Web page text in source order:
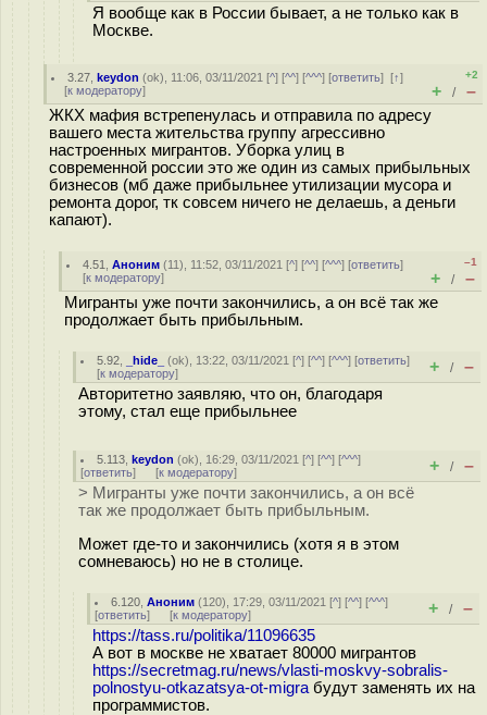
Я вообще как в России бывает, а не только как в
Москве.
3.27 ,keydon (ok), 11:06, 03/11/2021 [^] [^^] [^^^] [ответить][↑]
[к модератору]
+2
+ / –
ЖКХ мафия встрепенулась и отправила по адресу
вашего места жительства группу агрессивно
настроенных мигрантов. Уборка улиц в
современной россии это же один из самых прибыльных
бизнесов (мб даже прибыльнее утилизации мусора и
ремонта дорог, тк совсем ничего не делаешь, а деньги
капают).
4.51 ,Аноним (11), 11:52, 03/11/2021 [^] [^^] [^^^] [ответить]
[к модератору]
–1
+ / –
Мигранты уже почти закончились, а он всё так же
продолжает быть прибыльным.
5.92 _hide_ (ok), 13:22, 03/11/2021 [^] [^^] [^^^] [ответить]
[к модератору] + / –
Авторитетно заявляю, что он, благодаря
этому, стал еще прибыльнее
5.113 ,keydon (ok), 16:29, 03/11/2021 [^] [^^] [^^^]
[ответить] [к модератору] + / –
> Мигранты уже почти закончились, а он всё
так же продолжает быть прибыльным.
Может где-то и закончились (хотя я в этом
сомневаюсь) но не в столице.
6.120 ,Аноним (120), 17:29, 03/11/2021 [^] [^^] [^^^]
[ответить] [к модератору] + / –
https://tass.ru/politika/11096635
А вот в москве не хватает 80000 мигрантов
https://secretmag.ru/news/vlasti-moskvy-sobralis-
polnostyu-otkazatsya-ot-migra будут заменять их на
программистов.